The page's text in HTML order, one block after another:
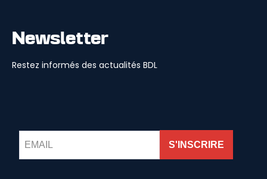
Newsletter
Restez informés des actualités BDL
S'INSCRIRE